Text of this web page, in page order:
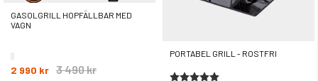
GASOLGRILL HOPFÄLLBAR MED
VAGN
2 990 kr 3 490 kr
PORTABEL GRILL - ROSTFRI
Betyg:
5.0 utav 5 stjärnor